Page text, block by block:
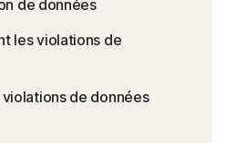
de données
les violations de
de données